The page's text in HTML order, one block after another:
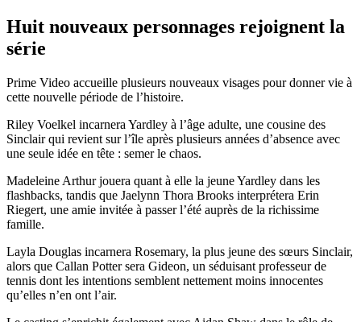
Huit nouveaux personnages rejoignent la
série
Prime Video accueille plusieurs nouveaux visages pour donner vie à
cette nouvelle période de l’histoire.
Riley Voelkel incarnera Yardley à l’âge adulte, une cousine des
Sinclair qui revient sur l’île après plusieurs années d’absence avec
une seule idée en tête : semer le chaos.
Madeleine Arthur jouera quant à elle la jeune Yardley dans les
flashbacks, tandis que Jaelynn Thora Brooks interprétera Erin
Riegert, une amie invitée à passer l’été auprès de la richissime
famille.
Layla Douglas incarnera Rosemary, la plus jeune des sœurs Sinclair,
alors que Callan Potter sera Gideon, un séduisant professeur de
tennis dont les intentions semblent nettement moins innocentes
qu’elles n’en ont l’air.